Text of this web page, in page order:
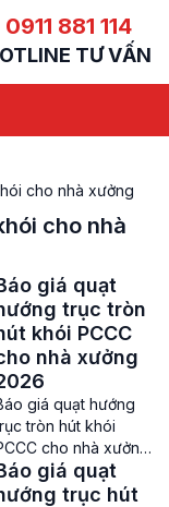
0911 881 114
TƯ VẤN
cho nhà xưởng
cho nhà
giá quạt
trục tròn
khói PCCC
nhà xưởng
giá quạt hướng
tròn hút khói
cho nhà xưởng
Quạt hướng trục
hút khói PCCC là
giá quạt
trục hút